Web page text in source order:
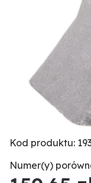
Kod produktu:
Numer(y)